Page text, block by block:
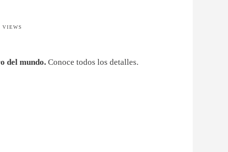
VIEWS
del mundo. Conoce todos los detalles.